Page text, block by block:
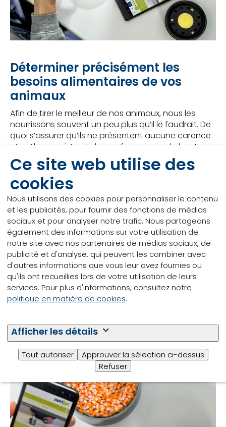
Ce site web utilise des
cookies
Nous utilisons des cookies pour personnaliser le contenu
et les publicités, pour fournir des fonctions de médias
sociaux et pour analyser notre trafic. Nous partageons
également des informations sur votre utilisation de
notre site avec nos partenaires de médias sociaux, de
publicité et d'analyse, qui peuvent les combiner avec
d'autres informations que vous leur avez fournies ou
qu'ils ont recueillies lors de votre utilisation de leurs
services. Pour plus d'informations, consultez notre
politique en matière de cookies.
Afficher les détails
Tout autoriser
Approuver la sélection ci-dessus
Refuser
Déterminer précisément les
besoins alimentaires de vos
animaux
Afin de tirer le meilleur de nos animaux, nous les
nourrissons souvent un peu plus qu’il le faudrait. De
quoi s’assurer qu’ils ne présentent aucune carence
et qu’ils enregistrent des performances de haut
niveau. L’inconvénient de cette marge de sécurité ?
La hausse du coût des aliments et des émissions.
Pour aider l’industrie des aliments composés à
réduire cette marge au minimum de manière
responsable, Trouw Nutrition a créé NutriOpt il y a
quelques années. NutriOpt est une combinaison de
services qui aide l’industrie des aliments composés
à mieux évaluer la valeur nutritionnelle de leurs
matières premières et à déterminer plus
précisément les besoins des animaux. L’idéal pour
nourrir vos animaux avec une extrême précision.
Notre expérience de la technologie NIR est
précieuse à cet égard.